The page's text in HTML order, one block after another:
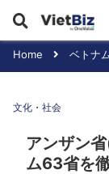
Home ベトナ
文化・社会
アンザン
ム63省を